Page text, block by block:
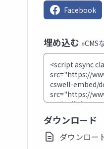
Facebook
埋め込む »CMS
ダウンロード
ダウンロー